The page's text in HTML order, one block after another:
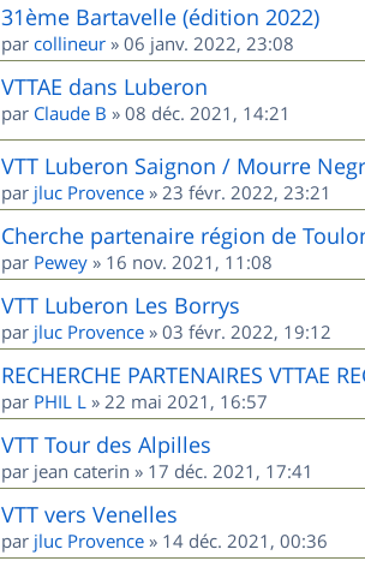
31ème Bartavelle (édition 2022)
par collineur » 06 janv. 2022, 23:08
VTTAE dans Luberon
par Claude B » 08 déc. 2021, 14:21
VTT Luberon Saignon / Mourre
par jluc Provence » 23 févr. 2022, 23:21
Cherche partenaire région de
par Pewey » 16 nov. 2021, 11:08
VTT Luberon Les Borrys
par jluc Provence » 03 févr. 2022, 19:12
RECHERCHE PARTENAIRES VTTAE
par PHIL L » 22 mai 2021, 16:57
VTT Tour des Alpilles
par jean caterin » 17 déc. 2021, 17:41
VTT vers Venelles
par jluc Provence » 14 déc. 2021, 00:36